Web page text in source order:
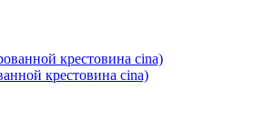
крестовина cina)